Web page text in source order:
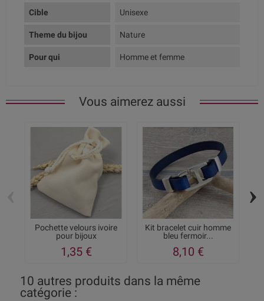
Cible Unisexe
Theme du bijou Nature
Pour qui Homme et femme
Vous aimerez aussi
Pochette velours ivoire
pour bijoux
1,35 €
Kit bracelet cuir homme
bleu fermoir...
8,10 €
›
10 autres produits dans la même
catégorie :